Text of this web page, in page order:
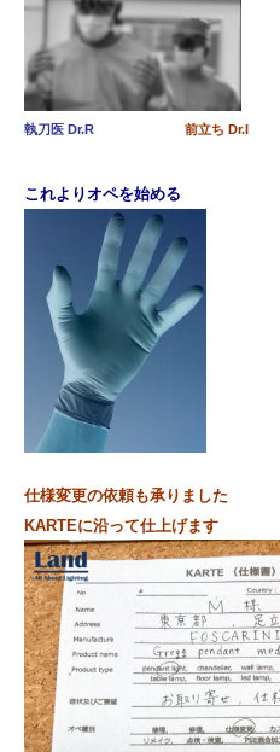
執刀医 Dr.R 前立ち Dr.I
これよりオペを始める
仕様変更の依頼も承りました
KARTEに沿って仕上げます